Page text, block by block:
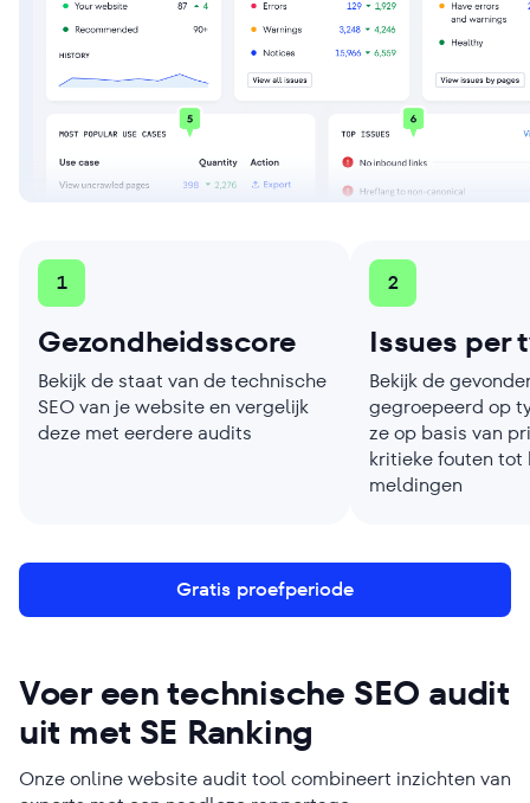
1
Gezondheidsscore
Bekijk de staat van de technische
SEO van je website en vergelijk
deze met eerdere audits
2
Issues per
Bekijk de
gegroepeerd op
ze op basis van
kritieke fouten tot
meldingen
Gratis proefperiode
Voer een technische SEO audit
uit met SE Ranking
Onze online website audit tool combineert inzichten van